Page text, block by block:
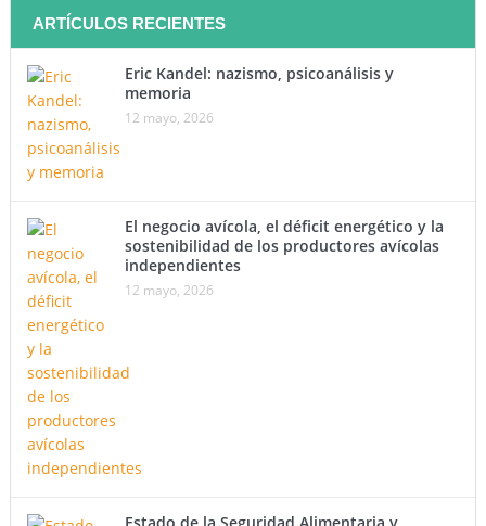
ARTÍCULOS RECIENTES
Eric Kandel: nazismo, psicoanálisis y
memoria
12 mayo, 2026
El negocio avícola, el déficit energético y la
sostenibilidad de los productores avícolas
independientes
12 mayo, 2026